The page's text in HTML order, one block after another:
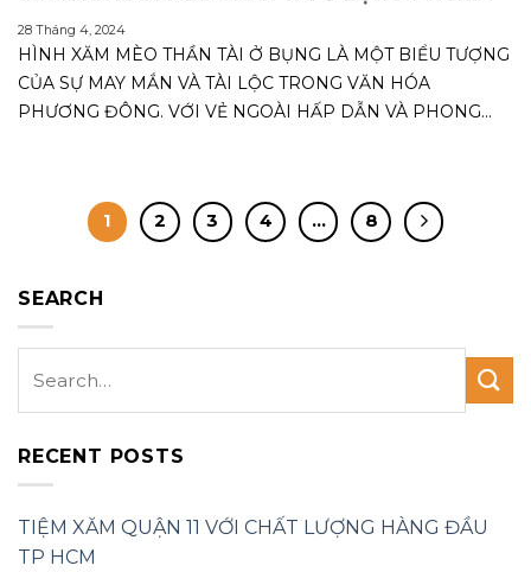
28 Tháng 4, 2024
HÌNH XĂM MÈO THẦN TÀI Ở BỤNG LÀ MỘT BIỂU TƯỢNG
CỦA SỰ MAY MẮN VÀ TÀI LỘC TRONG VĂN HÓA
PHƯƠNG ĐÔNG. VỚI VẺ NGOÀI HẤP DẪN VÀ PHONG...
1 2 3 4 … 8
SEARCH
RECENT POSTS
TIỆM XĂM QUẬN 11 VỚI CHẤT LƯỢNG HÀNG ĐẦU
TP HCM